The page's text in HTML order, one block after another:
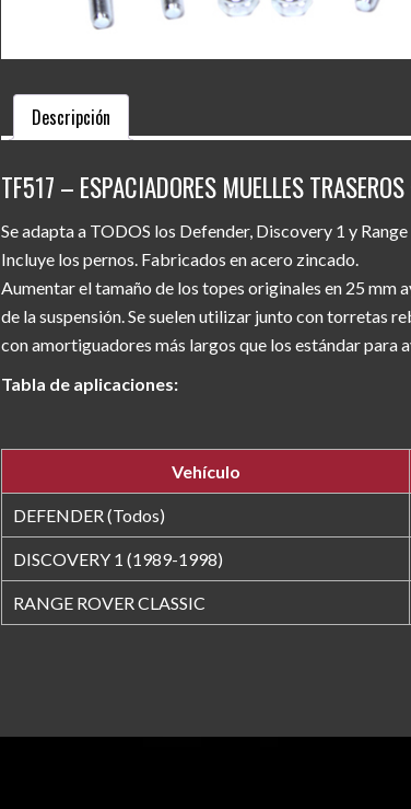
Descripción
TF517 – ESPACIADORES MUELLES
Se adapta a TODOS los Defender, Discovery 1 y Range
Incluye los pernos. Fabricados en acero zincado.
Aumentar el tamaño de los topes originales en 25 mm
de la suspensión. Se suelen utilizar junto con torretas
con amortiguadores más largos que los estándar para
Tabla de aplicaciones:
Vehículo
DEFENDER (Todos)
DISCOVERY 1 (1989-1998)
RANGE ROVER CLASSIC